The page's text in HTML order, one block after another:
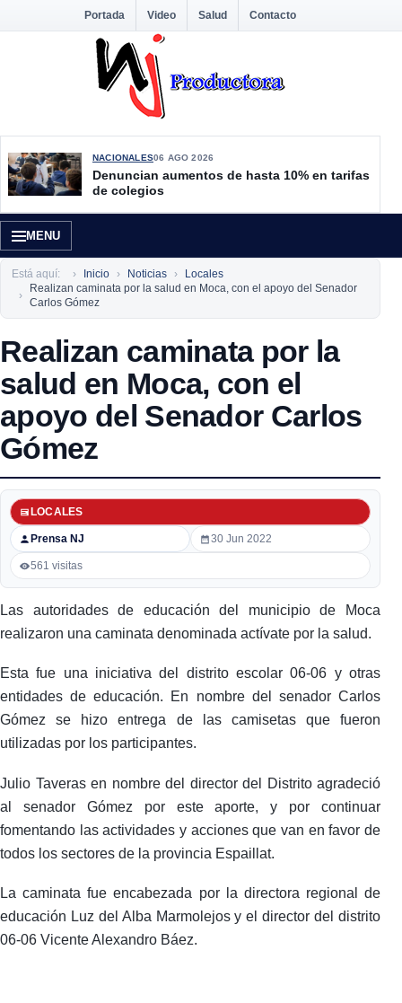
Portada Video Salud Contacto
NACIONALES06 AGO 2026
Denuncian aumentos de hasta 10% en tarifas
de colegios
MENU
Está aquí: Inicio Noticias
Locales
Realizan caminata por la salud en Moca, con el apoyo del Senador
Carlos Gómez
Realizan caminata por la
salud en Moca, con el
apoyo del Senador Carlos
Gómez
Prensa NJ
LOCALES
30 Jun 2022
561 visitas
Las autoridades de educación del municipio de Moca
realizaron una caminata denominada actívate por la salud.
Esta fue una iniciativa del distrito escolar 06-06 y otras
entidades de educación. En nombre del senador Carlos
Gómez se hizo entrega de las camisetas que fueron
utilizadas por los participantes.
Julio Taveras en nombre del director del Distrito agradeció
al senador Gómez por este aporte, y por continuar
fomentando las actividades y acciones que van en favor de
todos los sectores de la provincia Espaillat.
La caminata fue encabezada por la directora regional de
educación Luz del Alba Marmolejos y el director del distrito
06-06 Vicente Alexandro Báez.